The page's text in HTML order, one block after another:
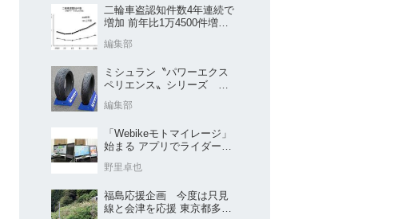
二輪車盗認知件数4年連続で
増加 前年比1万4500件増／
編集部
ミシュラン〝パワーエクス
ペリエンス〟シリーズ
売
編集部
「Webikeモトマイレージ」
始まる アプリでライダーと
野里卓也
福島応援企画 今度は只見
線と会津を応援 東京都多摩